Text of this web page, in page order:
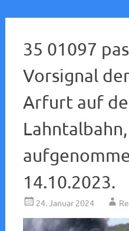
35 01097
Vorsignal
Arfurt auf
Lahntalbahn,
14.10.2023.
24. Januar 2024